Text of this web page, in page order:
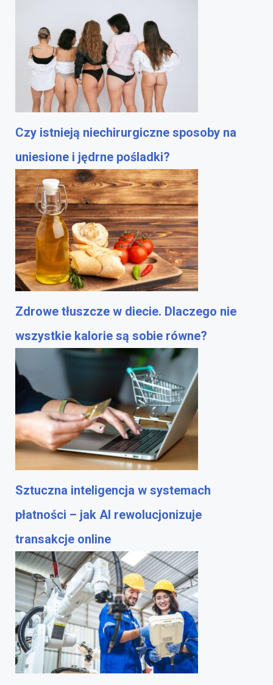
Czy istnieją niechirurgiczne sposoby na
uniesione i jędrne pośladki?
Zdrowe tłuszcze w diecie. Dlaczego nie
wszystkie kalorie są sobie równe?
Sztuczna inteligencja w systemach
płatności – jak AI rewolucjonizuje
transakcje online